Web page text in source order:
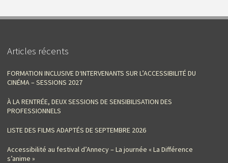
Articles récents
FORMATION INCLUSIVE D‘INTERVENANTS SUR L’ACCESSIBILITÉ DU
CINÉMA – SESSIONS 2027
À LA RENTRÉE, DEUX SESSIONS DE SENSIBILISATION DES
PROFESSIONNELS
LISTE DES FILMS ADAPTÉS DE SEPTEMBRE 2026
Accessibilité au festival d’Annecy – La journée « La Différence
s’anime »